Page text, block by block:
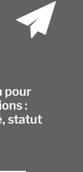
pour
:
statut